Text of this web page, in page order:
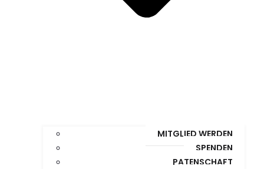
MITGLIED WERDEN
SPENDEN
PATENSCHAFT